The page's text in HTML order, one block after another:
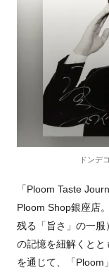
ドンデ
「Ploom Taste
Ploom Shop銀座店
残る「旨さ」の一
の記憶を紐解くと
を通じて、「Ploom